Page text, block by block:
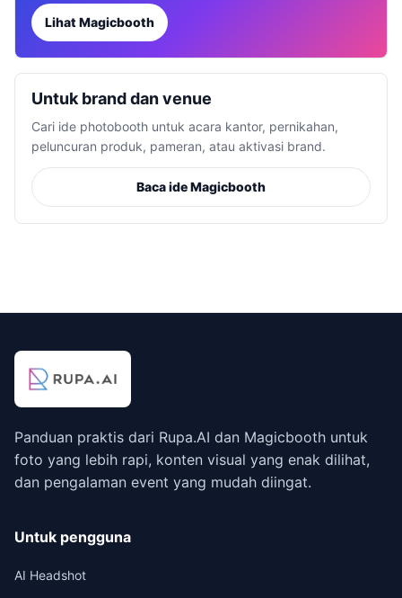
Lihat Magicbooth
Untuk brand dan venue
Cari ide photobooth untuk acara kantor, pernikahan,
peluncuran produk, pameran, atau aktivasi brand.
Baca ide Magicbooth
Panduan praktis dari Rupa.AI dan Magicbooth untuk
foto yang lebih rapi, konten visual yang enak dilihat,
dan pengalaman event yang mudah diingat.
Untuk pengguna
AI Headshot